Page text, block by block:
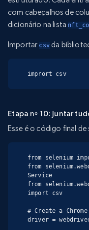
com cabeçalhos de
dicionário na lista
Importar csvda
imprort csv
Etapa nº 10: Juntar
Esse é o código final
from selenium
from
Service
from
import csv
# Create a
driver =